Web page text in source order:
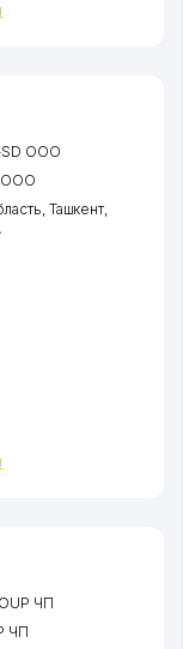
SD ООО
ООО
, Ташкент,
ЧП
ЧП